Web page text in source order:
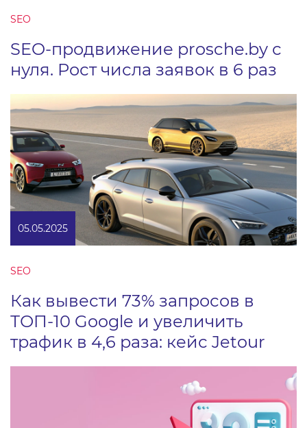
SEO
SEO-продвижение prosche.by с
нуля. Рост числа заявок в 6 раз
05.05.2025
SEO
Как вывести 73% запросов в
ТОП-10 Google и увеличить
трафик в 4,6 раза: кейс Jetour